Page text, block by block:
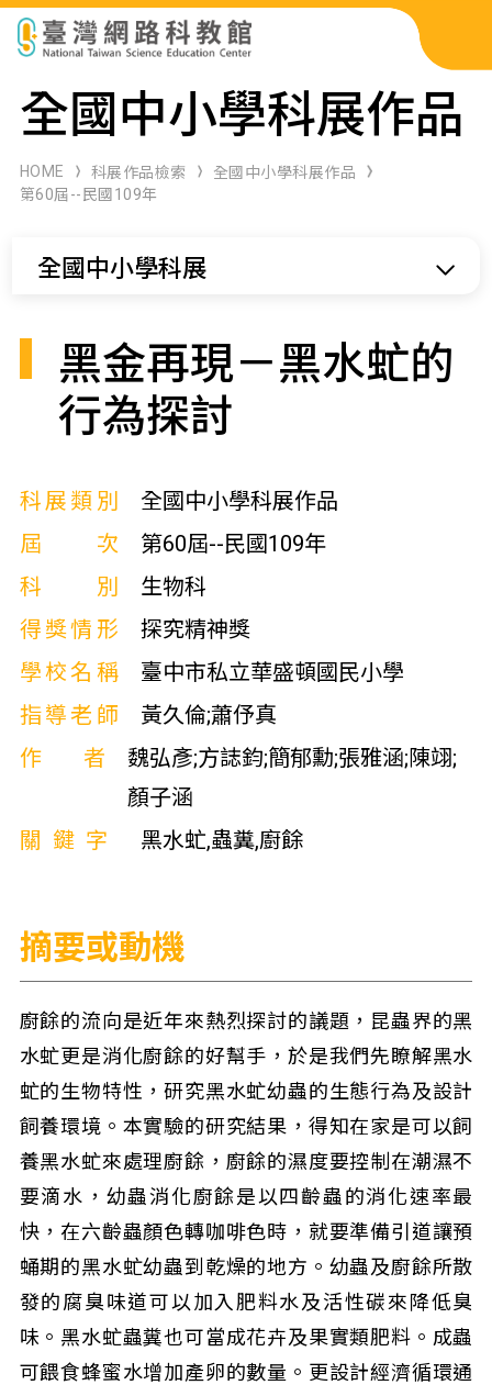
科展作品檢索
科學研習月刊
全國中小學科展作品
HOME 科展作品檢索
全國中小學科展作品
第60屆--民國109年
全國中小學科展
黑金再現－黑水虻的
行為探討
科展類別
全國中小學科展作品
屆次
第60屆--民國109年
科別
生物科
得獎情形
探究精神獎
學校名稱
臺中市私立華盛頓國民小學
指導老師
黃久倫;蕭伃真
作者
魏弘彥;方誌鈞;簡郁勳;張雅涵;陳翊;
顏子涵
關鍵字
黑水虻,蟲糞,廚餘
摘要或動機
廚餘的流向是近年來熱烈探討的議題，昆蟲界的黑
水虻更是消化廚餘的好幫手，於是我們先瞭解黑水
虻的生物特性，研究黑水虻幼蟲的生態行為及設計
飼養環境。本實驗的研究結果，得知在家是可以飼
養黑水虻來處理廚餘，廚餘的濕度要控制在潮濕不
要滴水，幼蟲消化廚餘是以四齡蟲的消化速率最
快，在六齡蟲顏色轉咖啡色時，就要準備引道讓預
蛹期的黑水虻幼蟲到乾燥的地方。幼蟲及廚餘所散
發的腐臭味道可以加入肥料水及活性碳來降低臭
味。黑水虻蟲糞也可當成花卉及果實類肥料。成蟲
可餵食蜂蜜水增加產卵的數量。更設計經濟循環通